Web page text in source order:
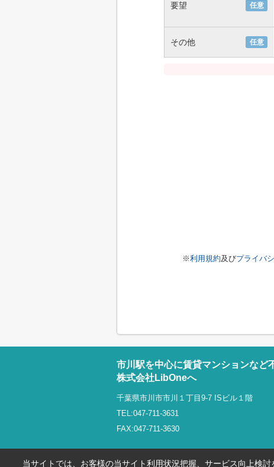
要望 任意
その他 任意
※利用規約及びプライバ
市川駅を中心に賃貸マンションなど
株式会社LibOneへ
千葉県市川市市川１丁目9-7 ISビル１階
TEL:047-711-3631
FAX:047-711-3630
当サイトでは、お客様の当サイト利用状況把握、サービス向上検